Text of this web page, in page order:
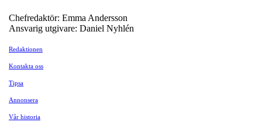
Chefredaktör: Emma Andersson
Ansvarig utgivare: Daniel Nyhlén
Redaktionen
Kontakta oss
Tipsa
Annonsera
Vår historia